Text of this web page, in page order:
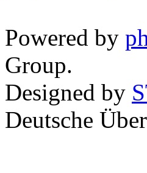
Powered by
Group.
Designed by
Deutsche